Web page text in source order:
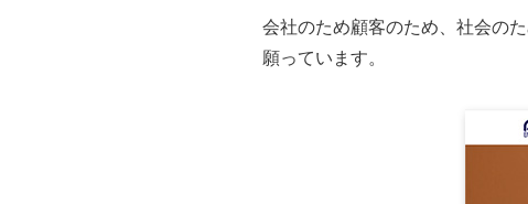
会社のため顧客のため、社会の
願っています。